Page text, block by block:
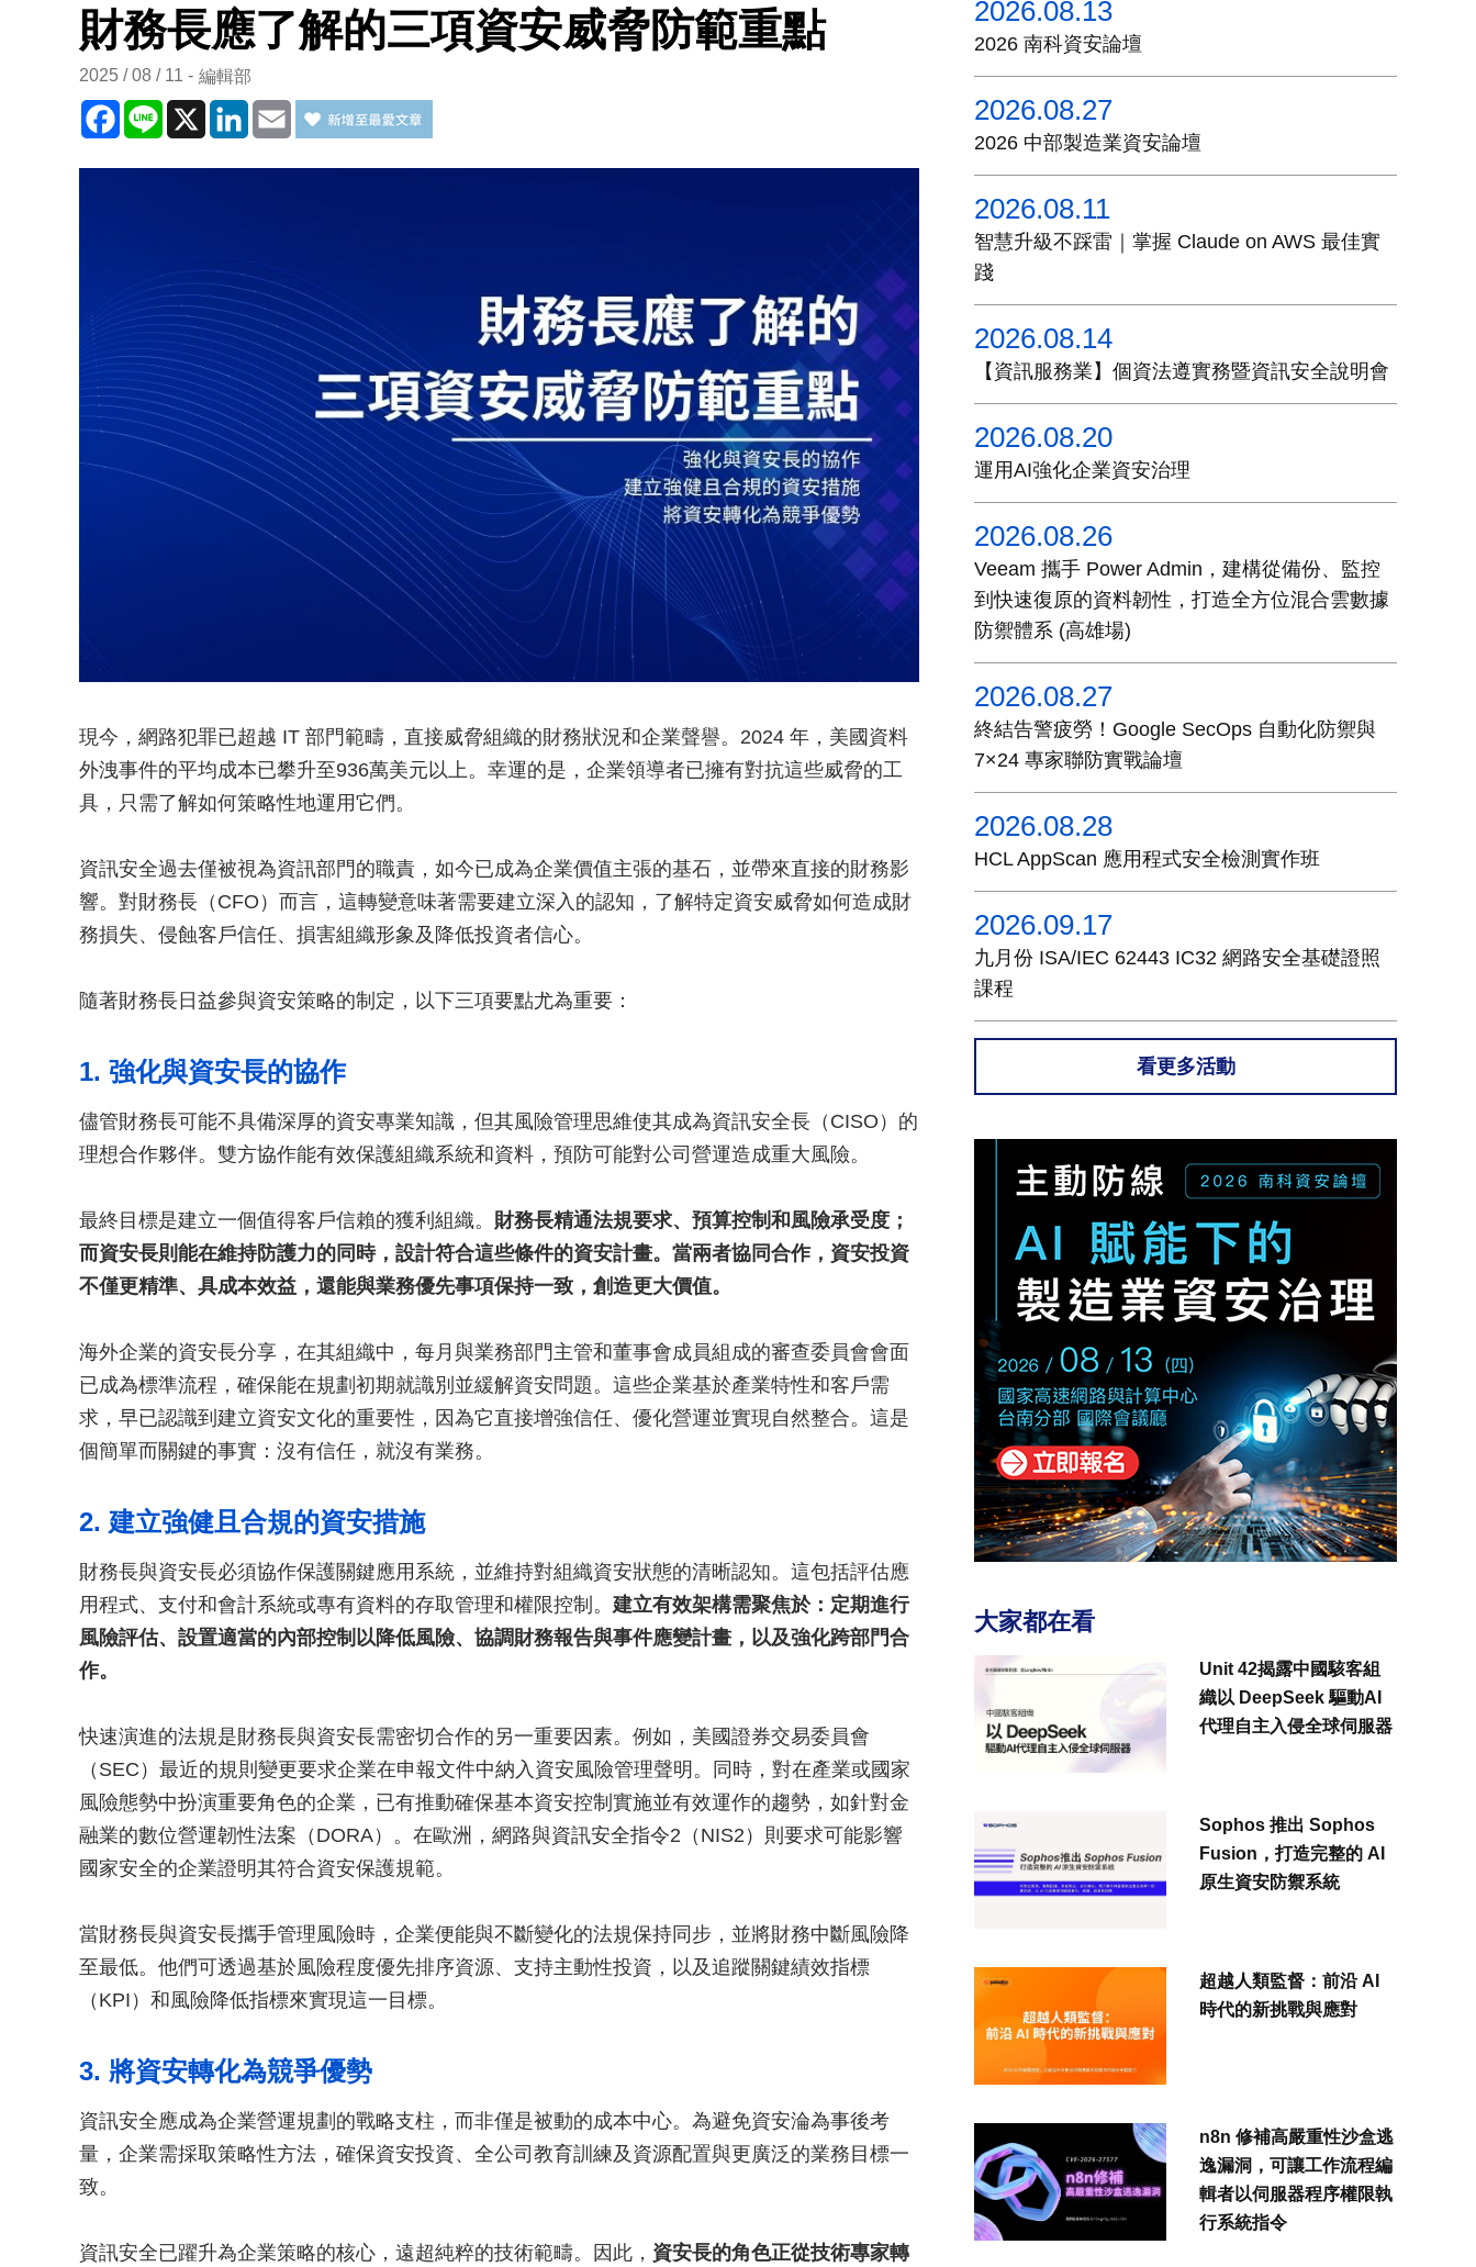
財務長應了解的三項資安威脅防範重點
2025 / 08 / 11 編輯部
Facebook
Line X LinkedInEmail
現今，網路犯罪已超越 IT 部門範疇，直接威脅組織的財務狀況和企業聲譽。2024 年，美國資料
外洩事件的平均成本已攀升至936萬美元以上。幸運的是，企業領導者已擁有對抗這些威脅的工
具，只需了解如何策略性地運用它們。
資訊安全過去僅被視為資訊部門的職責，如今已成為企業價值主張的基石，並帶來直接的財務影
響。對財務長（CFO）而言，這轉變意味著需要建立深入的認知，了解特定資安威脅如何造成財
務損失、侵蝕客戶信任、損害組織形象及降低投資者信心。
隨著財務長日益參與資安策略的制定，以下三項要點尤為重要：
1. 強化與資安長的協作
儘管財務長可能不具備深厚的資安專業知識，但其風險管理思維使其成為資訊安全長（CISO）的
理想合作夥伴。雙方協作能有效保護組織系統和資料，預防可能對公司營運造成重大風險。
最終目標是建立一個值得客戶信賴的獲利組織。 財務長精通法規要求、預算控制和風險承受度；
而資安長則能在維持防護力的同時，設計符合這些條件的資安計畫。當兩者協同合作，資安投資
不僅更精準、具成本效益，還能與業務優先事項保持一致，創造更大價值。
海外企業的資安長分享，在其組織中，每月與業務部門主管和董事會成員組成的審查委員會會面
已成為標準流程，確保能在規劃初期就識別並緩解資安問題。這些企業基於產業特性和客戶需
求，早已認識到建立資安文化的重要性，因為它直接增強信任、優化營運並實現自然整合。這是
個簡單而關鍵的事實：沒有信任，就沒有業務。
2. 建立強健且合規的資安措施
財務長與資安長必須協作保護關鍵應用系統，並維持對組織資安狀態的清晰認知。這包括評估應
用程式、支付和會計系統或專有資料的存取管理和權限控制。 建立有效架構需聚焦於：定期進行
風險評估、設置適當的內部控制以降低風險、協調財務報告與事件應變計畫，以及強化跨部門合
作。
快速演進的法規是財務長與資安長需密切合作的另一重要因素。例如，美國證券交易委員會
（SEC）最近的規則變更要求企業在申報文件中納入資安風險管理聲明。同時，對在產業或國家
風險態勢中扮演重要角色的企業，已有推動確保基本資安控制實施並有效運作的趨勢，如針對金
融業的數位營運韌性法案（DORA）。在歐洲，網路與資訊安全指令2（NIS2）則要求可能影響
國家安全的企業證明其符合資安保護規範。
當財務長與資安長攜手管理風險時，企業便能與不斷變化的法規保持同步，並將財務中斷風險降
至最低。他們可透過基於風險程度優先排序資源、支持主動性投資，以及追蹤關鍵績效指標
（KPI）和風險降低指標來實現這一目標。
3. 將資安轉化為競爭優勢
資訊安全應成為企業營運規劃的戰略支柱，而非僅是被動的成本中心。為避免資安淪為事後考
量，企業需採取策略性方法，確保資安投資、全公司教育訓練及資源配置與更廣泛的業務目標一
致。
資訊安全已躍升為企業策略的核心，遠超純粹的技術範疇。因此， 資安長的角色正從技術專家轉
2026.08.13
2026 南科資安論壇
2026.08.27
2026 中部製造業資安論壇
2026.08.11
智慧升級不踩雷｜掌握 Claude on AWS 最佳實
踐
2026.08.14
【資訊服務業】個資法遵實務暨資訊安全說明會
2026.08.20
運用AI強化企業資安治理
2026.08.26
Veeam 攜手 Power Admin，建構從備份、監控
到快速復原的資料韌性，打造全方位混合雲數據
防禦體系 (高雄場)
2026.08.27
終結告警疲勞！Google SecOps 自動化防禦與
7×24 專家聯防實戰論壇
2026.08.28
HCL AppScan 應用程式安全檢測實作班
2026.09.17
九月份 ISA/IEC 62443 IC32 網路安全基礎證照
課程
看更多活動
大家都在看
Unit 42揭露中國駭客組
織以 DeepSeek 驅動AI
代理自主入侵全球伺服器
Sophos 推出 Sophos
Fusion，打造完整的 AI
原生資安防禦系統
超越人類監督：前沿 AI
時代的新挑戰與應對
n8n 修補高嚴重性沙盒逃
逸漏洞，可讓工作流程編
輯者以伺服器程序權限執
行系統指令